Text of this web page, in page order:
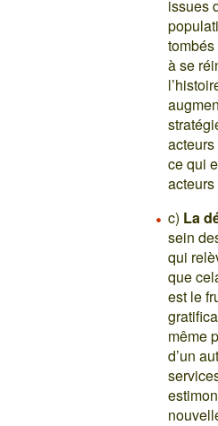
issues
à se
ce qui
c) La
sein
qui
que
est le
même
d’un